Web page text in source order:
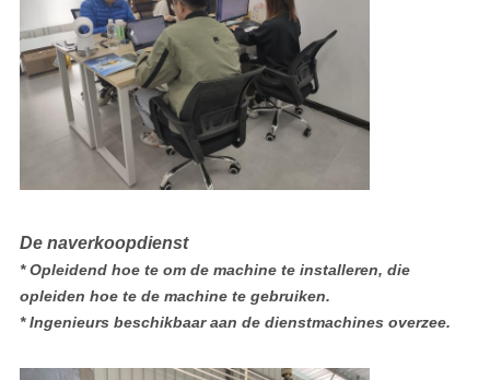
De naverkoopdienst
* Opleidend hoe te om de machine te installeren, die
opleiden hoe te de machine te gebruiken.
* Ingenieurs beschikbaar aan de dienstmachines overzee.